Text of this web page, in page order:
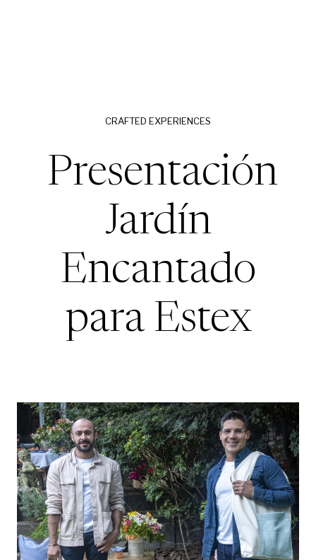
CRAFTED EXPERIENCES
Presentación
Jardín
Encantado
para Estex